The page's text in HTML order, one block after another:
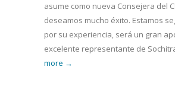
asume como nueva Consejera del
deseamos mucho éxito. Estamos
por su experiencia, será un gran
excelente representante de
more →